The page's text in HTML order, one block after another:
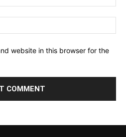
website in this browser for the